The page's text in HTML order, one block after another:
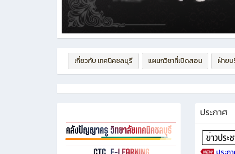
เกี่ยวกับ เทคนิคชลบุรี แผนกวิชาที่เปิดสอน ฝ่าย
ประกาศ